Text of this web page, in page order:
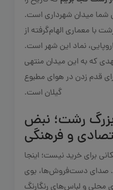
میدان شهرداری است.
با معماری الهام‌گرفته از
نماد این شهر است.
که به این میدان منتهی
قدم زدن در هوای مطبوع
گیلان است.
بزرگ رشت؛ نبض
و فرهنگی
برای خرید نیست؛ اینجا
صدای دست‌فروش‌ها، بوی
محلی و لباس‌های رنگارنگ